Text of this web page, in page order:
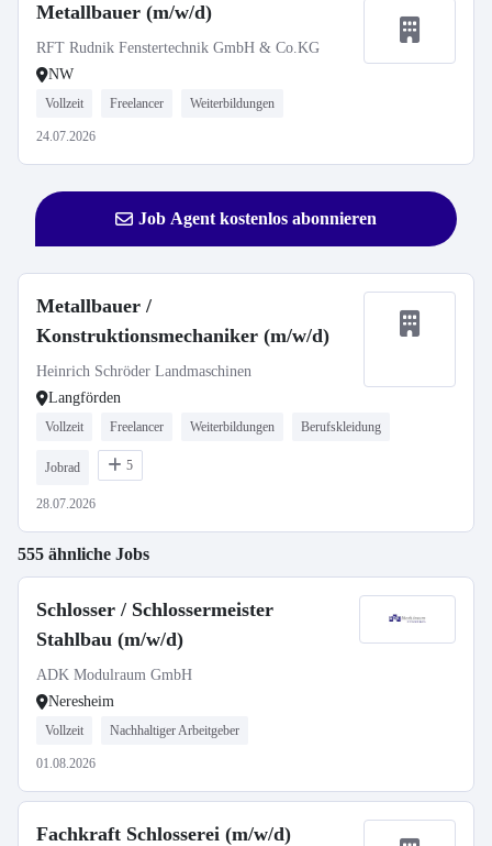
Metallbauer (m/w/d)
RFT Rudnik Fenstertechnik GmbH & Co.KG
NW
Vollzeit Freelancer Weiterbildungen
24.07.2026
Job Agent kostenlos abonnieren
Metallbauer /
Konstruktionsmechaniker (m/w/d)
Heinrich Schröder Landmaschinen
Langförden
Vollzeit Freelancer Weiterbildungen Berufskleidung
Jobrad 5
28.07.2026
555 ähnliche Jobs
Schlosser / Schlossermeister
Stahlbau (m/w/d)
ADK Modulraum GmbH
Neresheim
Vollzeit Nachhaltiger Arbeitgeber
01.08.2026
Fachkraft Schlosserei (m/w/d)